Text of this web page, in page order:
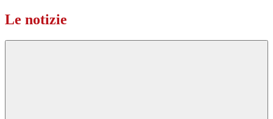
Le notizie